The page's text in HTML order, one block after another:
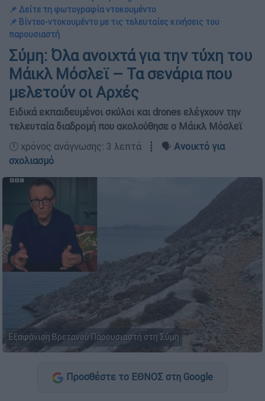
📌 Δείτε τη φωτογραφία ντοκουμέντο
📌 Bίντεο-ντοκουμέντο με τις τελευταίες κινήσεις του
παρουσιαστή
Σύμη: Όλα ανοιχτά για την τύχη του
Mάικλ Μόσλεϊ – Τα σενάρια που
μελετούν οι Αρχές
Ειδικά εκπαιδευμένοι σκύλοι και drones ελέγχουν την
τελευταία διαδρομή που ακολούθησε ο Μάικλ Μόσλεϊ
🕛 χρόνος ανάγνωσης: 3 λεπτά ┋ 🗣️ Ανοικτό για
σχολιασμό
Εξαφάνιση Βρετανού Παρουσιαστή στη Σύμη
Προσθέστε το ΕΘΝΟΣ στη Google